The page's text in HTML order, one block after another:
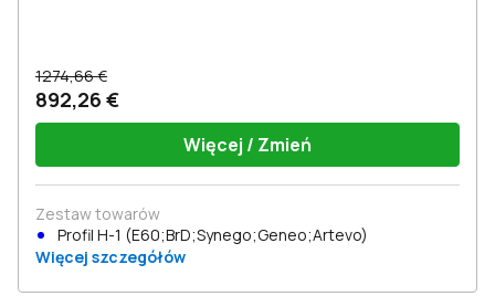
1274,66 €
892,26 €
Więcej / Zmień
Zestaw towarów
Profil Н-1 (E60;BrD;Synego;Geneo;Artevo)
Więcej szczegółów